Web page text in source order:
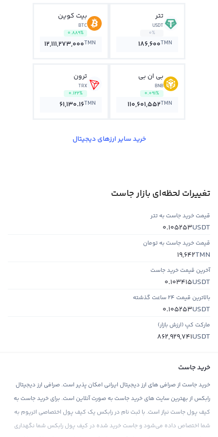
تتر
USDT
0%
186,600TMN
بیت کوین
BTC
0.889%
12,111,273,000TMN
بی ان بی
BNB
0.091%
110,601,552TMN
ترون
TRX
0.122%
61,130.16TMN
خرید سایر ارزهای دیجیتال
تغییرات لحظه‌ای بازار جاست
قیمت خرید جاست به تتر
USDT
0.105253
قیمت خرید جاست به تومان
TMN
19,642
آخرین قیمت خرید جاست
USDT
0.103415
بالاترین قیمت ۲۴ ساعت گذشته
USDT
0.105253
مارکت کپ (ارزش بازار)
USDT
862,929,741
خرید جاست
خرید جاست از صرافی های ارز دیجیتال ایرانی امکان پذیر است. صرافی ارز دیجیتال
رابکس از بهترین سایت های خرید جاست به صورت آنلاین است. برای خرید جاست به
کیف پول جاست نیاز است. با ثبت نام در رابکس یک کیف پول اختصاصی اتریوم به
شما اختصاص داده می‌شود و جاست خرید شده در کیف پول رابکس شما نگهداری